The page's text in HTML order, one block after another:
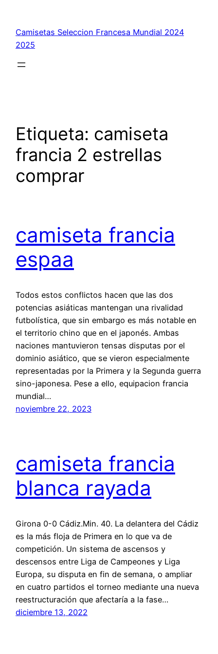
contenido
Camisetas Seleccion Francesa Mundial 2024
2025
Etiqueta: camiseta
francia 2 estrellas
comprar
camiseta francia
espaa
Todos estos conflictos hacen que las dos
potencias asiáticas mantengan una rivalidad
futbolística, que sin embargo es más notable en
el territorio chino que en el japonés. Ambas
naciones mantuvieron tensas disputas por el
dominio asiático, que se vieron especialmente
representadas por la Primera y la Segunda guerra
sino-japonesa. Pese a ello, equipacion francia
mundial…
noviembre 22, 2023
camiseta francia
blanca rayada
Girona 0-0 Cádiz.Min. 40. La delantera del Cádiz
es la más floja de Primera en lo que va de
competición. Un sistema de ascensos y
descensos entre Liga de Campeones y Liga
Europa, su disputa en fin de semana, o ampliar
en cuatro partidos el torneo mediante una nueva
reestructuración que afectaría a la fase…
diciembre 13, 2022